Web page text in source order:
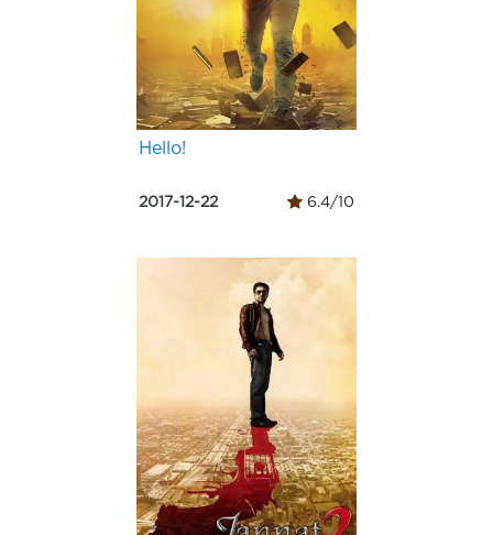
Hello!
2017-12-22 6.4/10